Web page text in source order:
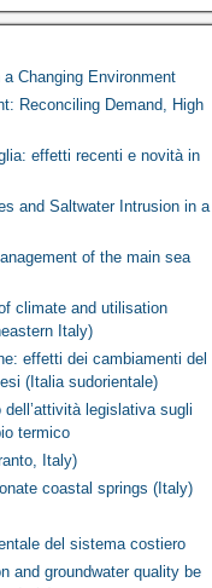
Changing Environment
Reconciling Demand, High
effetti recenti e novità in
and Saltwater Intrusion in a
of the main sea
climate and utilisation
Italy)
effetti dei cambiamenti del
(Italia sudorientale)
legislativa sugli
termico
Italy)
coastal springs (Italy)
del sistema costiero
and groundwater quality be